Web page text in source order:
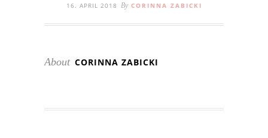
16. APRIL 2018 By CORINNA ZABICKI
About CORINNA ZABICKI